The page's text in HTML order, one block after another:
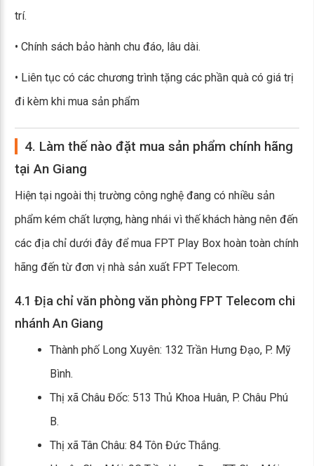
trí.
• Chính sách bảo hành chu đáo, lâu dài.
• Liên tục có các chương trình tặng các phần quà có giá trị
đi kèm khi mua sản phẩm
4. Làm thế nào đặt mua sản phẩm chính hãng
tại An Giang
Hiện tại ngoài thị trường công nghệ đang có nhiều sản
phẩm kém chất lượng, hàng nhái vì thế khách hàng nên đến
các địa chỉ dưới đây để mua FPT Play Box hoàn toàn chính
hãng đến từ đơn vị nhà sản xuất FPT Telecom.
4.1 Địa chỉ văn phòng văn phòng FPT Telecom chi
nhánh An Giang
Thành phố Long Xuyên: 132 Trần Hưng Đạo, P. Mỹ
Bình.
Thị xã Châu Đốc: 513 Thủ Khoa Huân, P. Châu Phú
B.
Thị xã Tân Châu: 84 Tôn Đức Thắng.